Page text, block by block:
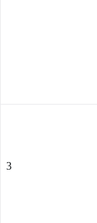
3